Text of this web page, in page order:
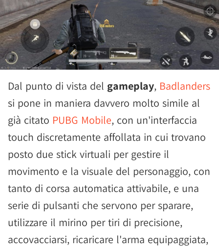
Dal punto di vista del gameplay, Badlanders
si pone in maniera davvero molto simile al
già citato PUBG Mobile, con un'interfaccia
touch discretamente affollata in cui trovano
posto due stick virtuali per gestire il
movimento e la visuale del personaggio, con
tanto di corsa automatica attivabile, e una
serie di pulsanti che servono per sparare,
utilizzare il mirino per tiri di precisione,
accovacciarsi, ricaricare l'arma equipaggiata,